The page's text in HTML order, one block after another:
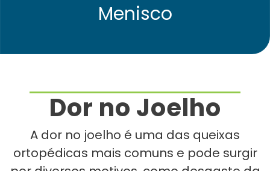
Menisco
Dor no Joelho
A dor no joelho é uma das queixas
ortopédicas mais comuns e pode surgir